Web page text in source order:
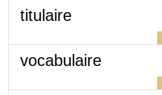
titulaire
vocabulaire